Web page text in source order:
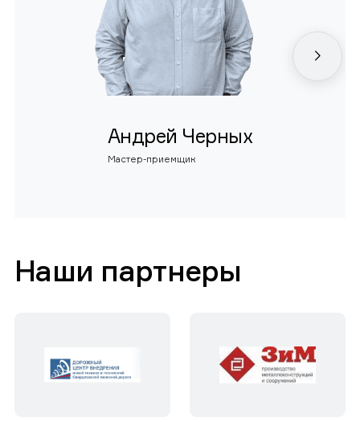
Андрей Черных
Мастер-приемщик
Наши партнеры